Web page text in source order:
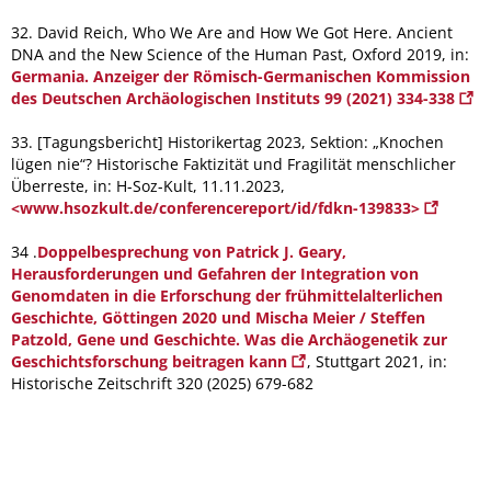
32. David Reich, Who We Are and How We Got Here. Ancient
DNA and the New Science of the Human Past, Oxford 2019, in:
Germania. Anzeiger der Römisch-Germanischen Kommission
des Deutschen Archäologischen Instituts 99 (2021) 334-338
33. [Tagungsbericht] Historikertag 2023, Sektion: „Knochen
lügen nie“? Historische Faktizität und Fragilität menschlicher
Überreste, in: H-Soz-Kult, 11.11.2023,
<www.hsozkult.de/conferencereport/id/fdkn-139833>
34 .Doppelbesprechung von Patrick J. Geary,
Herausforderungen und Gefahren der Integration von
Genomdaten in die Erforschung der frühmittelalterlichen
Geschichte, Göttingen 2020 und Mischa Meier / Steffen
Patzold, Gene und Geschichte. Was die Archäogenetik zur
Geschichtsforschung beitragen kann
, Stuttgart 2021, in:
Historische Zeitschrift 320 (2025) 679-682